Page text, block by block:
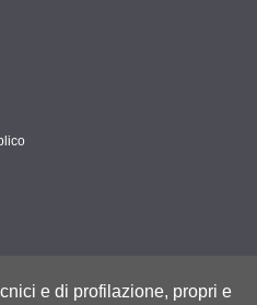
e di profilazione, propri e